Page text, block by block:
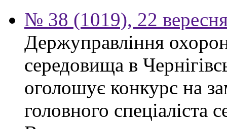
№ 38 (1019), 22
Держуправління
середовища в
оголошує конкурс на
головного спеціаліста